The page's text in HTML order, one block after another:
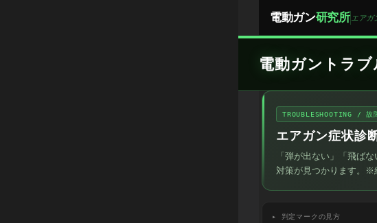
電動ガン研究所 エアガ
電動ガントラ
TROUBLESHOOTING / 故
エアガン症状診
「弾が出ない」「飛ば
対策が見つかります。※
▸ 判定マークの見方